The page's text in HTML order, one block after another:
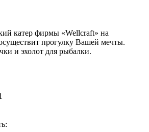
катер фирмы «Wellcraft» на
прогулку Вашей мечты.
и эхолот для рыбалки.